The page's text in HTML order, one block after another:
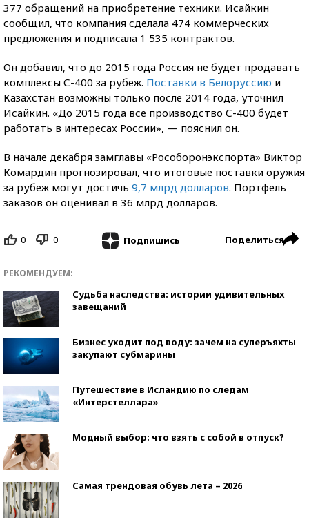
377 обращений на приобретение техники. Исайкин
сообщил, что компания сделала 474 коммерческих
предложения и подписала 1 535 контрактов.
Он добавил, что до 2015 года Россия не будет продавать
комплексы С-400 за рубеж. Поставки в Белоруссию и
Казахстан возможны только после 2014 года, уточнил
Исайкин. «До 2015 года все производство С-400 будет
работать в интересах России», — пояснил он.
В начале декабря замглавы «Рособоронэкспорта» Виктор
Комардин прогнозировал, что итоговые поставки оружия
за рубеж могут достичь 9,7 млрд долларов. Портфель
заказов он оценивал в 36 млрд долларов.
0 0 Подпишись Поделиться
РЕКОМЕНДУЕМ:
Судьба наследства: истории удивительных
завещаний
Бизнес уходит под воду: зачем на суперъяхты
закупают субмарины
Путешествие в Исландию по следам
«Интерстеллара»
Модный выбор: что взять с собой в отпуск?
Самая трендовая обувь лета – 2026